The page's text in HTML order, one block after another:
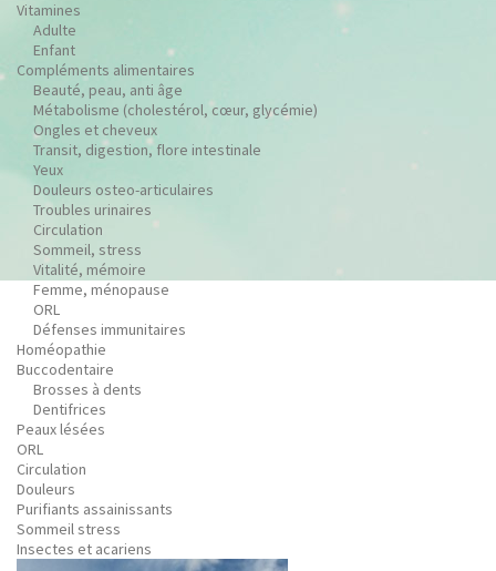
Vitamines
Adulte
Enfant
Compléments alimentaires
Beauté, peau, anti âge
Métabolisme (cholestérol, cœur, glycémie)
Ongles et cheveux
Transit, digestion, flore intestinale
Yeux
Douleurs osteo-articulaires
Troubles urinaires
Circulation
Sommeil, stress
Vitalité, mémoire
Femme, ménopause
ORL
Défenses immunitaires
Homéopathie
Buccodentaire
Brosses à dents
Dentifrices
Peaux lésées
ORL
Circulation
Douleurs
Purifiants assainissants
Sommeil stress
Insectes et acariens